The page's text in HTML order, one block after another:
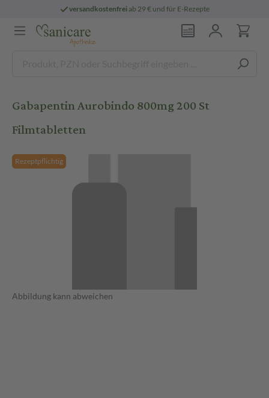
versandkostenfreiab 29 € und für E-Rezepte
Gabapentin Aurobindo 800mg 200 St
Filmtabletten
Rezeptpflichtig
Abbildung kann abweichen